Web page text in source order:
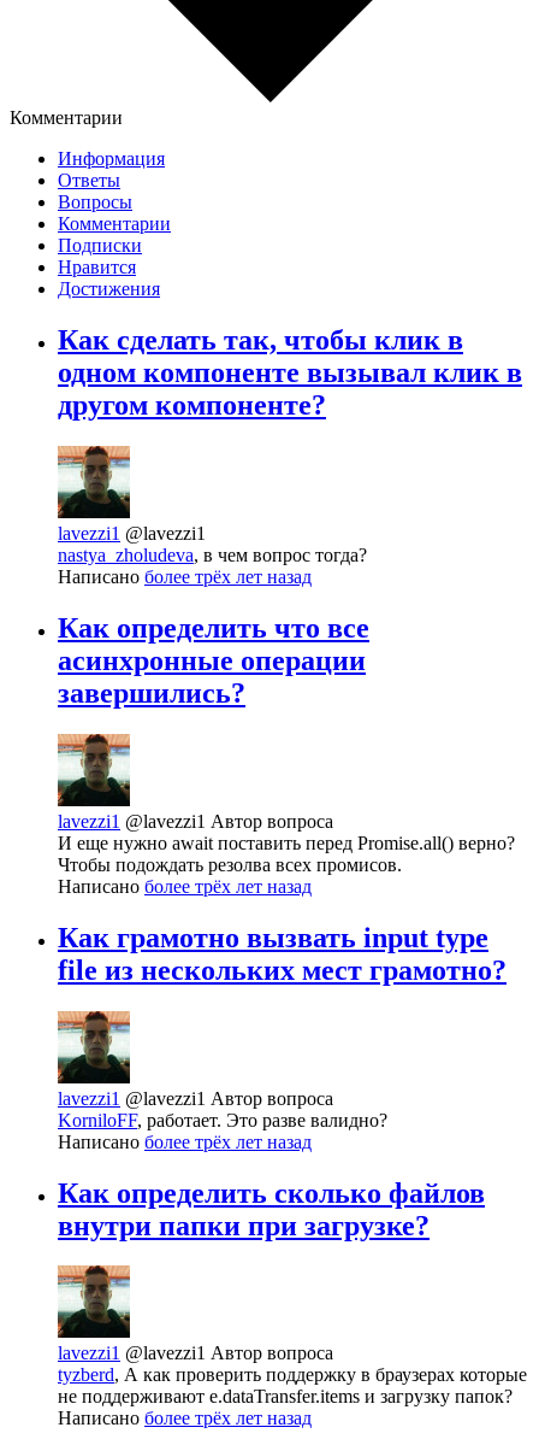
Комментарии
Информация
Ответы
Вопросы
Комментарии
Подписки
Нравится
Достижения
Как сделать так, чтобы клик в
одном компоненте вызывал клик в
другом компоненте?
lavezzi1 @lavezzi1
nastya_zholudeva, в чем вопрос тогда?
Написано более трёх лет назад
Как определить что все
асинхронные операции
завершились?
lavezzi1 @lavezzi1 Автор вопроса
И еще нужно await поставить перед Promise.all() верно?
Чтобы подождать резолва всех промисов.
Написано более трёх лет назад
Как грамотно вызвать input type
file из нескольких мест грамотно?
lavezzi1 @lavezzi1 Автор вопроса
KorniloFF, работает. Это разве валидно?
Написано более трёх лет назад
Как определить сколько файлов
внутри папки при загрузке?
lavezzi1 @lavezzi1 Автор вопроса
tyzberd, А как проверить поддержку в браузерах которые
не поддерживают e.dataTransfer.items и загрузку папок?
Написано более трёх лет назад